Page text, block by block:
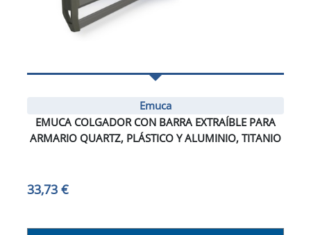
Emuca
EMUCA COLGADOR CON BARRA EXTRAÍBLE PARA
ARMARIO QUARTZ, PLÁSTICO Y ALUMINIO, TITANIO
33,73 €